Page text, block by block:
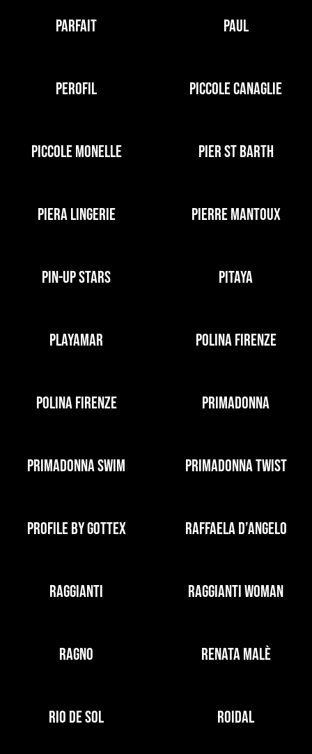
PARFAIT PAUL
PEROFIL PICCOLE CANAGLIE
PICCOLE MONELLE PIER ST BARTH
PIERA LINGERIE PIERRE MANTOUX
PIN-UP STARS PITAYA
PLAYAMAR POLINA FIRENZE
POLINA FIRENZE PRIMADONNA
PRIMADONNA SWIM PRIMADONNA TWIST
PROFILE BY GOTTEX RAFFAELA D’ANGELO
RAGGIANTI RAGGIANTI WOMAN
RAGNO RENATA MALÈ
RIO DE SOL ROIDAL